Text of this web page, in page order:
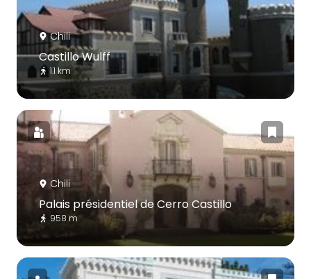
Chili
Castillo Wulff
1.1 km
Chili
Palais présidentiel de Cerro Castillo
958 m